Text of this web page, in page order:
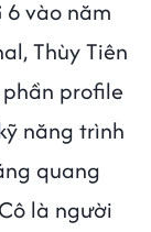
vào năm
Thùy Tiên
profile
năng trình
quang
là người